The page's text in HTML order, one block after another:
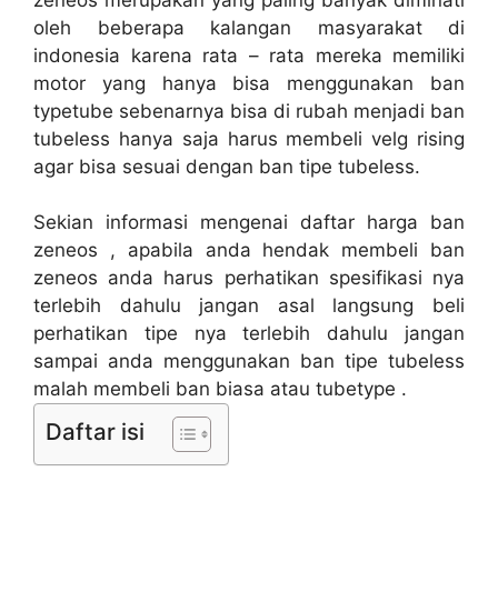
oleh beberapa kalangan masyarakat di
indonesia karena rata – rata mereka memiliki
motor yang hanya bisa menggunakan ban
typetube sebenarnya bisa di rubah menjadi ban
tubeless hanya saja harus membeli velg rising
agar bisa sesuai dengan ban tipe tubeless.
Sekian informasi mengenai daftar harga ban
zeneos , apabila anda hendak membeli ban
zeneos anda harus perhatikan spesifikasi nya
terlebih dahulu jangan asal langsung beli
perhatikan tipe nya terlebih dahulu jangan
sampai anda menggunakan ban tipe tubeless
malah membeli ban biasa atau tubetype .
Daftar isi